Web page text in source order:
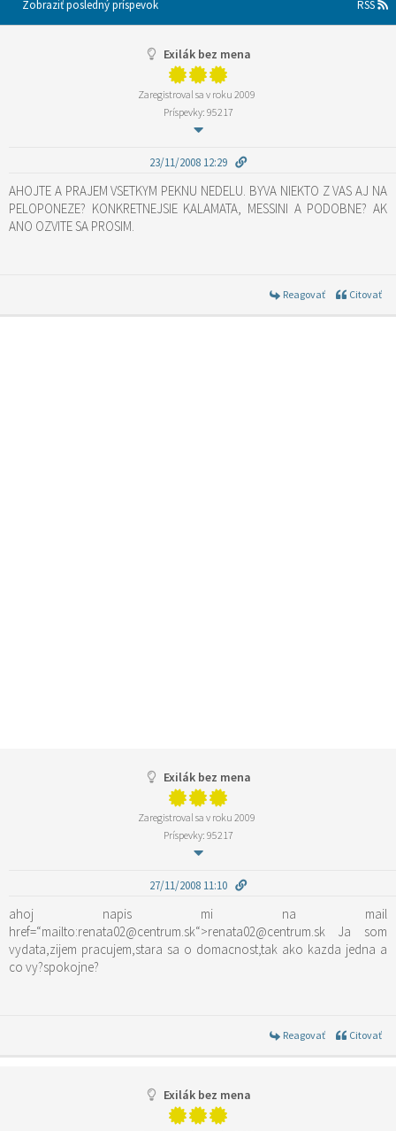
Zobraziť posledný príspevok RSS
Exilák bez mena
Zaregistroval sa v roku 2009
Príspevky: 95217
23/11/2008 12:29
AHOJTE A PRAJEM VSETKYM PEKNU NEDELU. BYVA NIEKTO Z VAS AJ NA
PELOPONEZE? KONKRETNEJSIE KALAMATA, MESSINI A PODOBNE? AK
ANO OZVITE SA PROSIM.
Reagovať Citovať
Exilák bez mena
Zaregistroval sa v roku 2009
Príspevky: 95217
27/11/2008 11:10
ahoj napis mi na mail
href=“mailto:renata02@centrum.sk“>renata02@centrum.sk Ja som
vydata,zijem pracujem,stara sa o domacnost,tak ako kazda jedna a
co vy?spokojne?
Reagovať Citovať
Exilák bez mena